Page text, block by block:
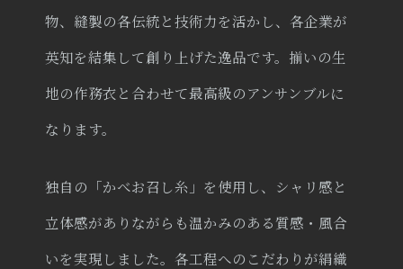
物、縫製の各伝統と技術力を活かし、各企業が
英知を結集して創り上げた逸品です。揃いの生
地の作務衣と合わせて最高級のアンサンブルに
なります。
独自の「かべお召し糸」を使用し、シャリ感と
立体感がありながらも温かみのある質感・風合
いを実現しました。各工程へのこだわりが絹織